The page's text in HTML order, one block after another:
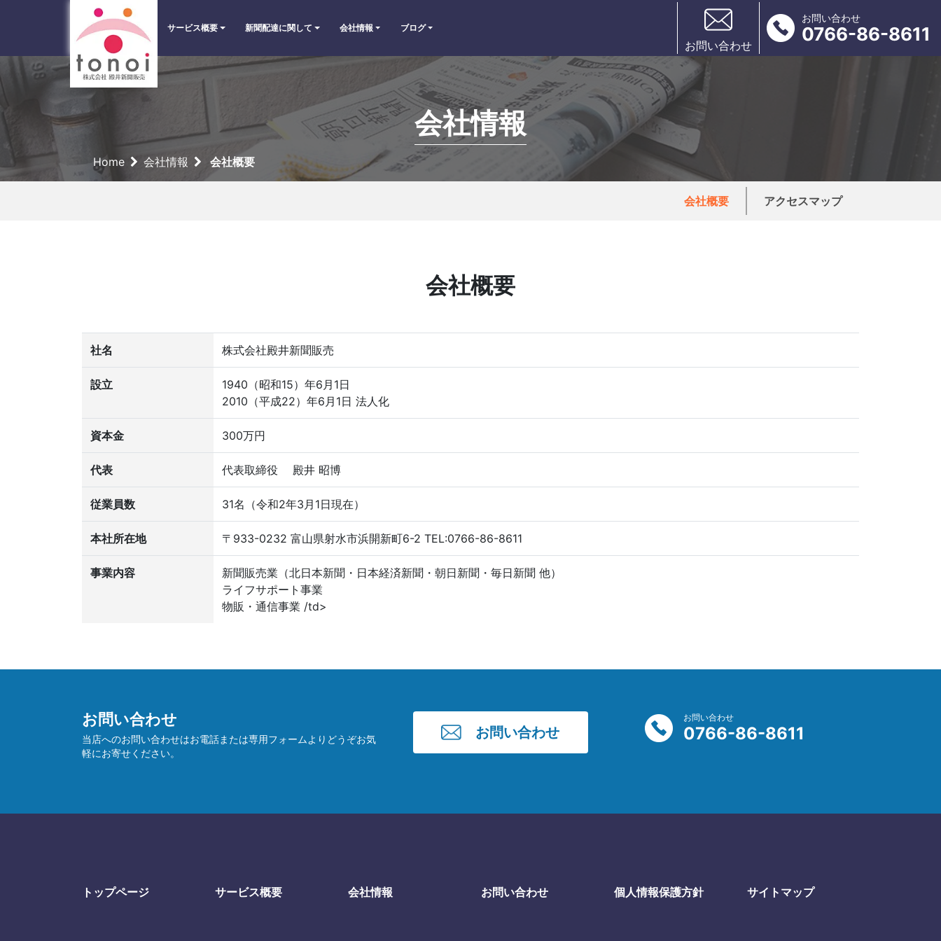
お問い合わせ
お問い合わせ
0766-86-8611
サービス概要 新聞配達に関して 会社情報 ブログ
会社情報
Home 会社情報 会社概要
会社概要 アクセスマップ
会社概要
社名 株式会社殿井新聞販売
設立
1940（昭和15）年6月1日
2010（平成22）年6月1日 法人化
資本金 300万円
代表 代表取締役 殿井 昭博
従業員数 31名（令和2年3月1日現在）
本社所在地 〒933-0232 富山県射水市浜開新町6-2 TEL:0766-86-8611
事業内容
新聞販売業（北日本新聞・日本経済新聞・朝日新聞・毎日新聞 他）
ライフサポート事業
物販・通信事業 /td>
お問い合わせ
当店へのお問い合わせはお電話または専用フォームよりどうぞお気
軽にお寄せください。
お問い合わせ
お問い合わせ
0766-86-8611
トップページ サービス概要 会社情報 お問い合わせ 個人情報保護方針 サイトマップ